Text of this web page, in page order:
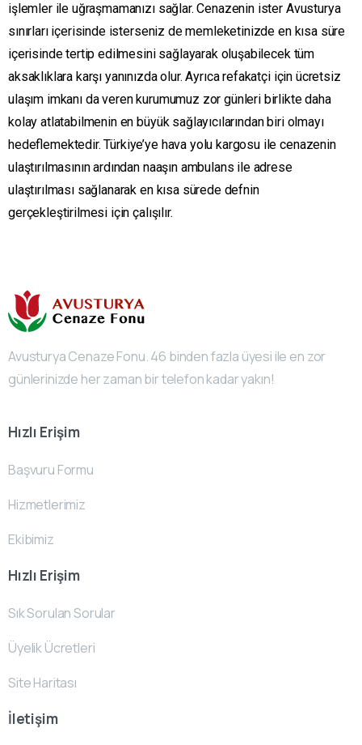
işlemler ile uğraşmamanızı sağlar. Cenazenin ister Avusturya
sınırları içerisinde isterseniz de memleketinizde en kısa süre
içerisinde tertip edilmesini sağlayarak oluşabilecek tüm
aksaklıklara karşı yanınızda olur. Ayrıca refakatçi için ücretsiz
ulaşım imkanı da veren kurumumuz zor günleri birlikte daha
kolay atlatabilmenin en büyük sağlayıcılarından biri olmayı
hedeflemektedir. Türkiye’ye hava yolu kargosu ile cenazenin
ulaştırılmasının ardından naaşın ambulans ile adrese
ulaştırılması sağlanarak en kısa sürede defnin
gerçekleştirilmesi için çalışılır.
Avusturya Cenaze Fonu. 46 binden fazla üyesi ile en zor
günlerinizde her zaman bir telefon kadar yakın!
Hızlı Erişim
Başvuru Formu
Hizmetlerimiz
Ekibimiz
Hızlı Erişim
Sık Sorulan Sorular
Üyelik Ücretleri
Site Haritası
İletişim